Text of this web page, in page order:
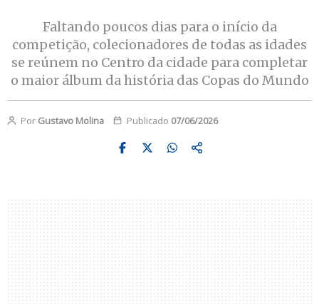
Faltando poucos dias para o início da
competição, colecionadores de todas as idades
se reúnem no Centro da cidade para completar
o maior álbum da história das Copas do Mundo
Por Gustavo Molina Publicado 07/06/2026